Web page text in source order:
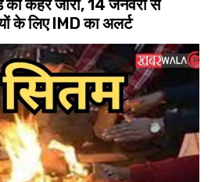
कहर जारी, 14 जनवरी से
के लिए IMD का अलर्ट